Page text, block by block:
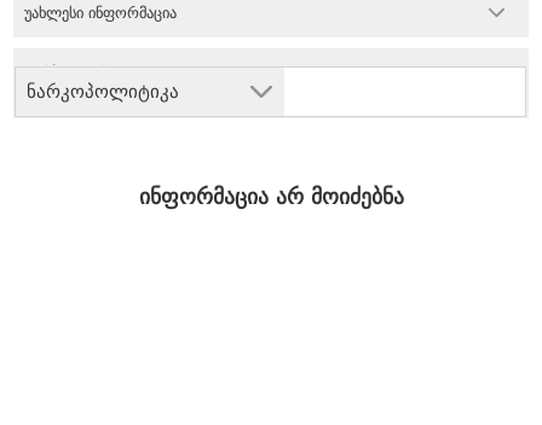
ნარკოპოლიტიკა
უახლესი ინფორმაცია
ინფორმაცია არ მოიძებნა